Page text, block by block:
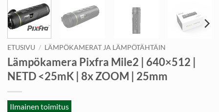
ETUSIVU / LÄMPÖKAMERAT JA LÄMPÖTÄHTÄIN
Lämpökamera Pixfra Mile2 | 640×512 |
NETD <25mK | 8x ZOOM | 25mm
Ilmainen toimitus